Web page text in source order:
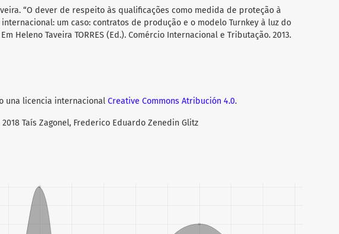
“O dever de respeito às qualificações como medida de proteção à
um caso: contratos de produção e o modelo Turnkey à luz do
Heleno Taveira TORRES (Ed.). Comércio Internacional e Tributação. 2013.
una licencia internacional Creative Commons Atribución 4.0.
Taís Zagonel, Frederico Eduardo Zenedin Glitz